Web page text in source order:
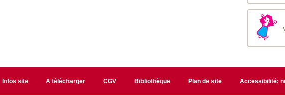
Infos site A télécharger CGV Bibliothèque Plan de site Accessibilité: